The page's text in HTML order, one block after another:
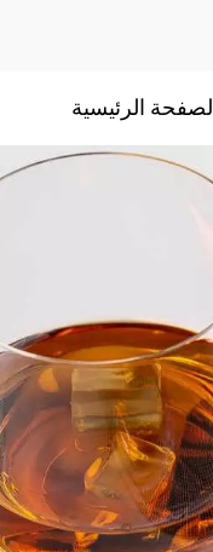
الصفحة الرئيسية